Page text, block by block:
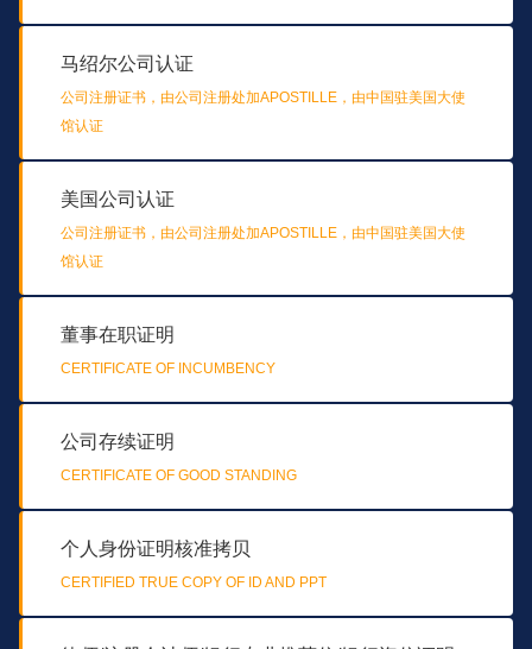
马绍尔公司认证
公司注册证书，由公司注册处加APOSTILLE，由中国驻美国大使
馆认证
美国公司认证
公司注册证书，由公司注册处加APOSTILLE，由中国驻美国大使
馆认证
董事在职证明
CERTIFICATE OF INCUMBENCY
公司存续证明
CERTIFICATE OF GOOD STANDING
个人身份证明核准拷贝
CERTIFIED TRUE COPY OF ID AND PPT